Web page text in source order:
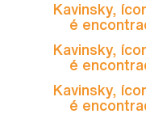
Kavinsky,
é
Kavinsky,
é
Kavinsky,
é